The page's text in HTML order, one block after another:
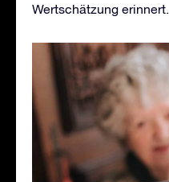
Wertschätzung erinnert.